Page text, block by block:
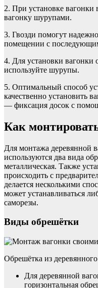
2. При установке вагонки
вагонку шурупами.
3. Гвозди помогут
помещении с
4. Для установки вагонки
используйте шурупы.
5. Оптимальный способ
качественно установить
— фиксация досок с
Как
Для монтажа деревянной
используются два вида
металлическая. Также
происходить с
делается несколькими
может устанавливаться
саморезы.
Виды обрешётки
Обрешётка из деревянного
Для деревянной
горизонтальная